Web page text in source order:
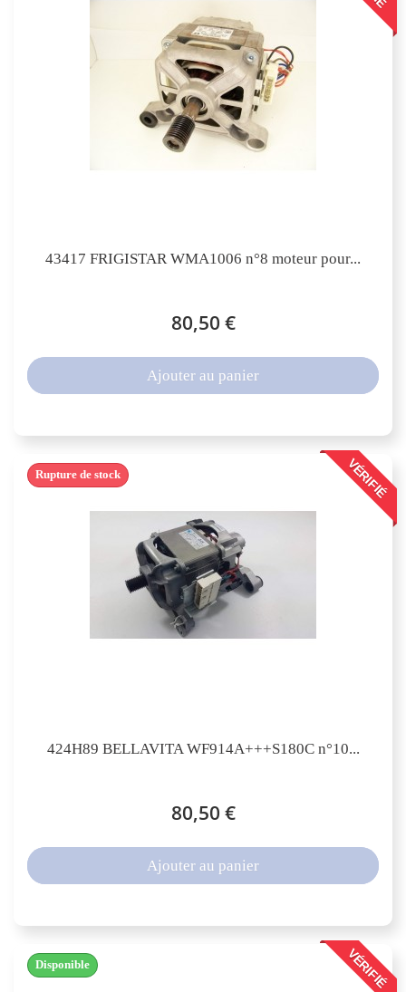
43417 FRIGISTAR WMA1006 n°8 moteur pour...
80,50 €
Ajouter au panier
VÉRIFIÉ
424H89 BELLAVITA WF914A+++S180C n°10...
80,50 €
Rupture de stock
Ajouter au panier
VÉRIFIÉ
Disponible